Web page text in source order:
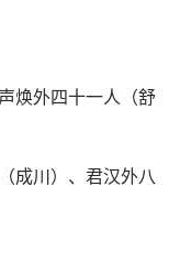
焕外四十一人（舒
成川）、君汉外八